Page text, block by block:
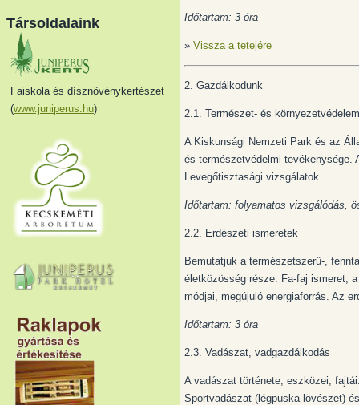
Társoldalaink
Faiskola és dísznövénykertészet
(www.juniperus.hu)
Időtartam: 3 óra
» Vissza a tetejére
2. Gazdálkodunk
2.1. Természet- és környezetvédelem
A Kiskunsági Nemzeti Park és az
és természetvédelmi tevékenysége.
Levegőtisztasági vizsgálatok.
Időtartam: folyamatos vizsgálódás,
2.2. Erdészeti ismeretek
Bemutatjuk a természetszerű-,
életközösség része. Fa-faj ismeret,
módjai, megújuló energiaforrás. Az
Időtartam: 3 óra
2.3. Vadászat, vadgazdálkodás
A vadászat története, eszközei,
Sportvadászat (légpuska lövészet)